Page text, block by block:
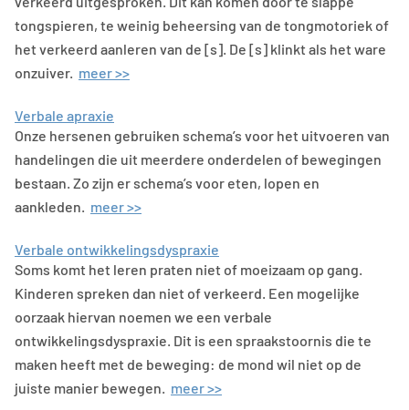
tongspieren, te weinig beheersing van de tongmotoriek of
het verkeerd aanleren van de [s]. De [s] klinkt als het ware
onzuiver. meer >>
Verbale apraxie
Onze hersenen gebruiken schema’s voor het uitvoeren van
handelingen die uit meerdere onderdelen of bewegingen
bestaan. Zo zijn er schema’s voor eten, lopen en
aankleden. meer >>
Verbale ontwikkelingsdyspraxie
Soms komt het leren praten niet of moeizaam op gang.
Kinderen spreken dan niet of verkeerd. Een mogelijke
oorzaak hiervan noemen we een verbale
ontwikkelingsdyspraxie. Dit is een spraakstoornis die te
maken heeft met de beweging: de mond wil niet op de
juiste manier bewegen. meer >>